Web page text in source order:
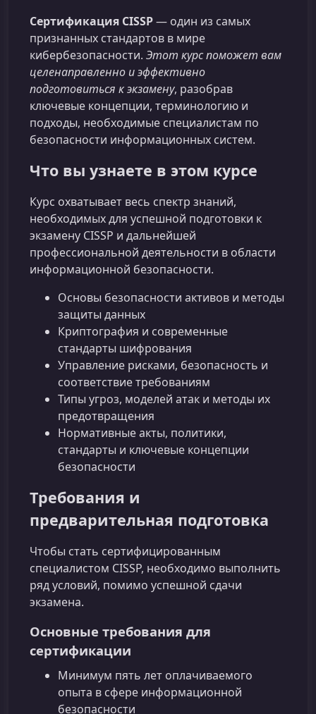
Сертификация CISSP— один из самых
признанных стандартов в мире
кибербезопасности. Этот курс поможет вам
целенаправленно и эффективно
подготовиться к экзамену, разобрав
ключевые концепции, терминологию и
подходы, необходимые специалистам по
безопасности информационных систем.
Что вы узнаете в этом курсе
Курс охватывает весь спектр знаний,
необходимых для успешной подготовки к
экзамену CISSP и дальнейшей
профессиональной деятельности в области
информационной безопасности.
Основы безопасности активов и методы
защиты данных
Криптография и современные
стандарты шифрования
Управление рисками, безопасность и
соответствие требованиям
Типы угроз, моделей атак и методы их
предотвращения
Нормативные акты, политики,
стандарты и ключевые концепции
безопасности
Требования и
предварительная подготовка
Чтобы стать сертифицированным
специалистом CISSP, необходимо выполнить
ряд условий, помимо успешной сдачи
экзамена.
Основные требования для
сертификации
Минимум пять лет оплачиваемого
опыта в сфере информационной
безопасности